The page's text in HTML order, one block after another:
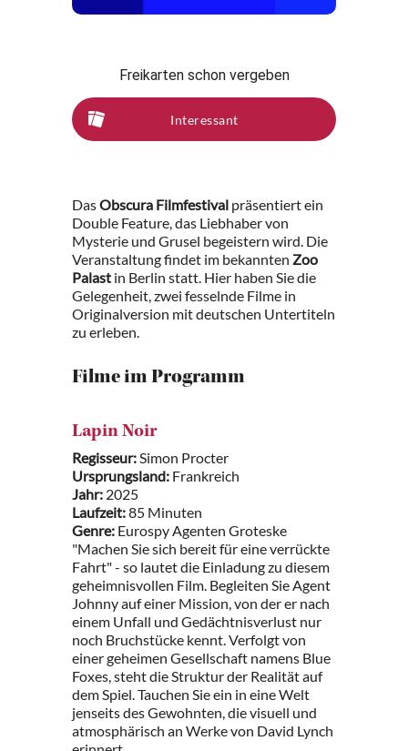
Freikarten schon vergeben
Interessant
DasObscura Filmfestival präsentiert ein
Double Feature, das Liebhaber von
Mysterie und Grusel begeistern wird. Die
Veranstaltung findet im bekannten Zoo
Palast in Berlin statt. Hier haben Sie die
Gelegenheit, zwei fesselnde Filme in
Originalversion mit deutschen Untertiteln
zu erleben.
Filme im Programm
Lapin Noir
Regisseur:Simon Procter
Ursprungsland: Frankreich
Jahr: 2025
Laufzeit:85 Minuten
Genre: Eurospy Agenten Groteske
"Machen Sie sich bereit für eine verrückte
Fahrt" - so lautet die Einladung zu diesem
geheimnisvollen Film. Begleiten Sie Agent
Johnny auf einer Mission, von der er nach
einem Unfall und Gedächtnisverlust nur
noch Bruchstücke kennt. Verfolgt von
einer geheimen Gesellschaft namens Blue
Foxes, steht die Struktur der Realität auf
dem Spiel. Tauchen Sie ein in eine Welt
jenseits des Gewohnten, die visuell und
atmosphärisch an Werke von David Lynch